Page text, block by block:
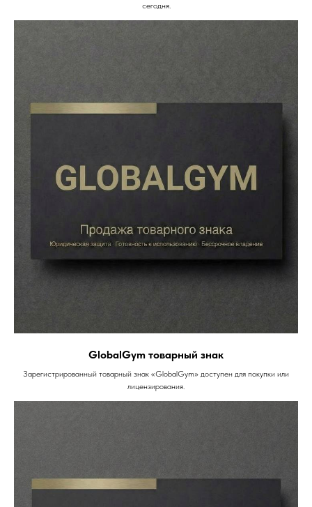
сегодня.
GlobalGym товарный знак
Зарегистрированный товарный знак «GlobalGym» доступен для покупки или
лицензирования.